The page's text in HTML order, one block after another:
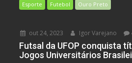
Esporte Futebol Ouro Preto
out 24, 2023 Igor Varejano
Futsal da UFOP conquista
Jogos Universitários